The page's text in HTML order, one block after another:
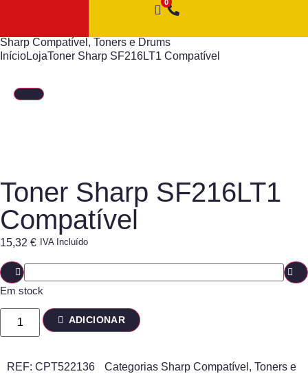
Sharp Compatível , Toners e Drums
InícioLojaToner Sharp SF216LT1 Compatível
Toner Sharp SF216LT1
Compatível
15,32 € IVA Incluído
Em stock
ADICIONAR
REF: CPT522136 Categorias Sharp Compatível , Toners e